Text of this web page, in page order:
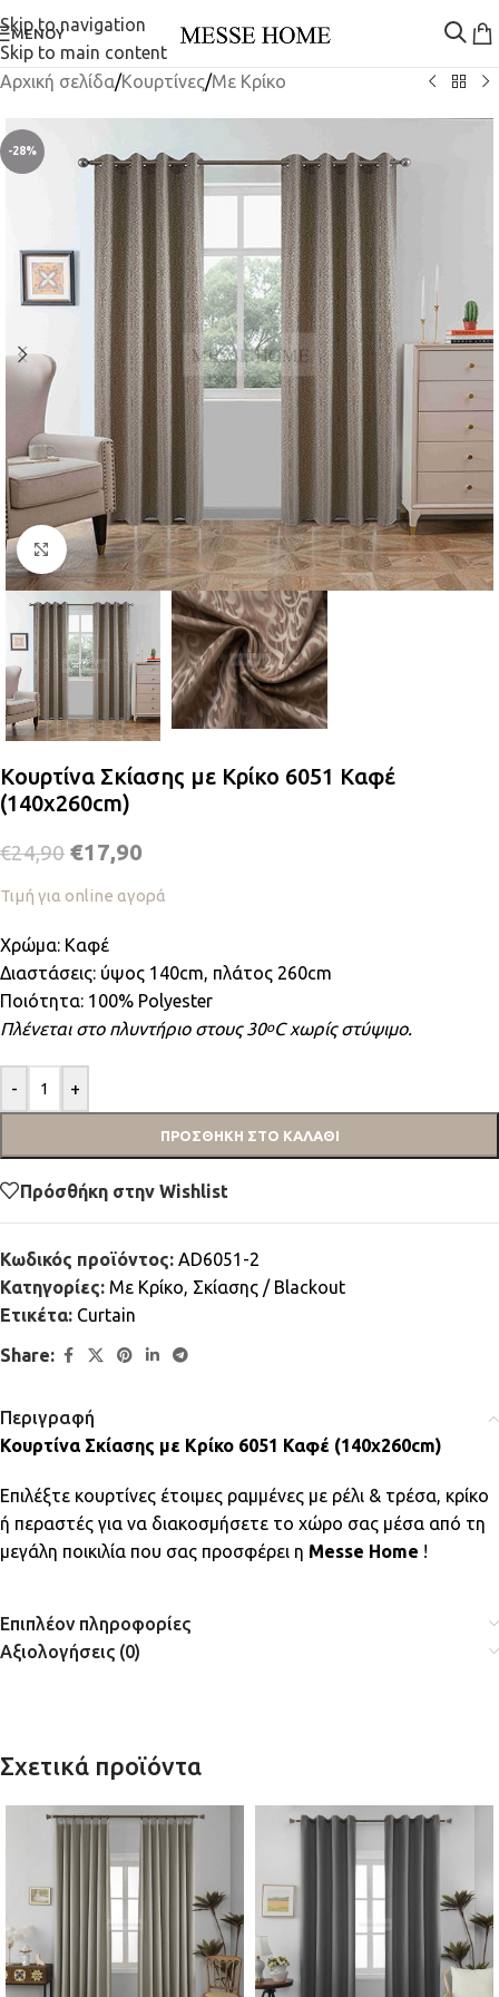
Skip to navigation
Skip to main content
ΜΕΝΟΎ
Αρχική σελίδα/Κουρτίνες/Mε Κρίκο
-28%
Κλικ για μεγέθυνση
Κουρτίνα Σκίασης με Κρίκο 6051 Καφέ
(140x260cm)
€24,90 €17,90
Τιμή για online αγορά
Χρώμα: Καφέ
Διαστάσεις: ύψος 140cm, πλάτος 260cm
Ποιότητα: 100% Polyester
Πλένεται στο πλυντήριο στους 30οC χωρίς στύψιμο.
- +
ΠΡΟΣΘΉΚΗ ΣΤΟ ΚΑΛΆΘΙ
Πρόσθήκη στην Wishlist
Κωδικός προϊόντος: AD6051-2
Κατηγορίες: Mε Κρίκο, Σκίασης / Blackout
Ετικέτα: Curtain
Share:
Περιγραφή
Κουρτίνα Σκίασης με Κρίκο 6051 Καφέ (140x260cm)
Επιλέξτε κουρτίνες έτοιμες ραμμένες με ρέλι & τρέσα, κρίκο
ή περαστές για να διακοσμήσετε το χώρο σας μέσα από τη
μεγάλη ποικιλία που σας προσφέρει η Messe Home !
Επιπλέον πληροφορίες
Αξιολογήσεις (0)
Σχετικά προϊόντα